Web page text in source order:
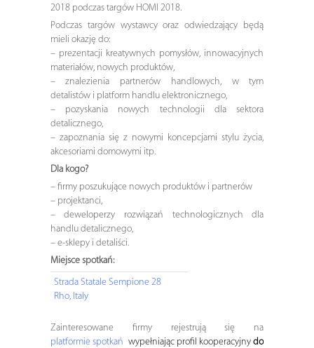
2018 podczas targów HOMI 2018.
Podczas targów wystawcy oraz odwiedzający będą
mieli okazję do:
– prezentacji kreatywnych pomysłów, innowacyjnych
materiałów, nowych produktów,
– znalezienia partnerów handlowych, w tym
detalistów i platform handlu elektronicznego,
– pozyskania nowych technologii dla sektora
detalicznego,
– zapoznania się z nowymi koncepcjami stylu życia,
akcesoriami domowymi itp.
Dla kogo?
– firmy poszukujące nowych produktów i partnerów
– projektanci,
– deweloperzy rozwiązań technologicznych dla
handlu detalicznego,
– e-sklepy i detaliści.
Miejsce spotkań:
Strada Statale Sempione 28
Rho, Italy
Zainteresowane firmy rejestrują się na
platformie spotkań wypełniając profil kooperacyjnydo